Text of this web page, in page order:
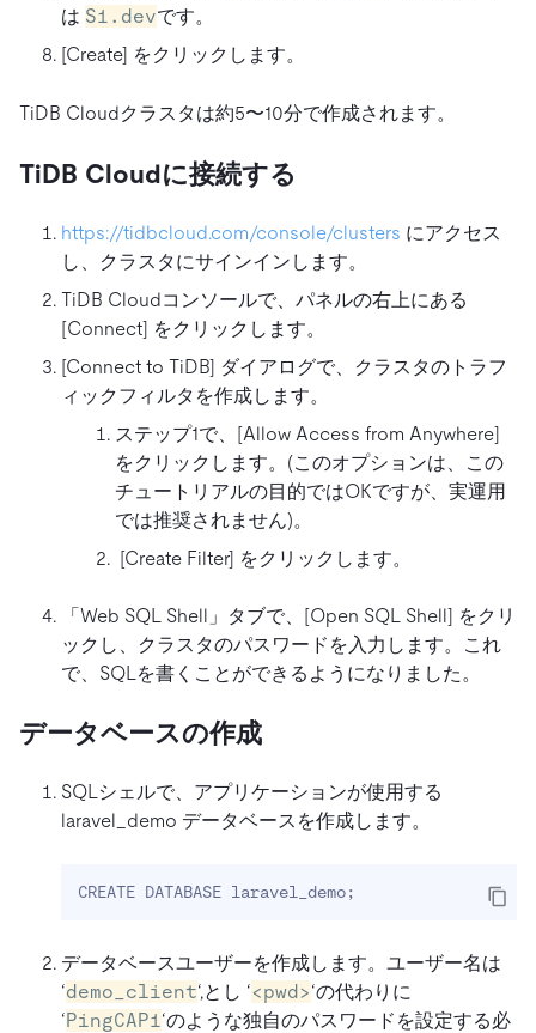
は S1.devです。
[Create] をクリックします。
TiDB Cloudクラスタは約5〜10分で作成されます。
TiDB Cloudに接続する
https://tidbcloud.com/console/clusters にアクセス
し、クラスタにサインインします。
TiDB Cloudコンソールで、パネルの右上にある
[Connect] をクリックします。
[Connect to TiDB] ダイアログで、クラスタのトラフ
ィックフィルタを作成します。
ステップ1で、[Allow Access from Anywhere]
をクリックします。(このオプションは、この
チュートリアルの目的ではOKですが、実運用
では推奨されません)。
[Create Filter] をクリックします。
「Web SQL Shell」タブで、[Open SQL Shell] をクリ
ックし、クラスタのパスワードを入力します。これ
で、SQLを書くことができるようになりました。
データベースの作成
SQLシェルで、アプリケーションが使用する
laravel_demo データベースを作成します。
CREATE DATABASE laravel_demo;
データベースユーザーを作成します。ユーザー名は
‘demo_client‘,とし ‘<pwd>‘の代わりに
‘PingCAP1 ‘のような独自のパスワードを設定する必